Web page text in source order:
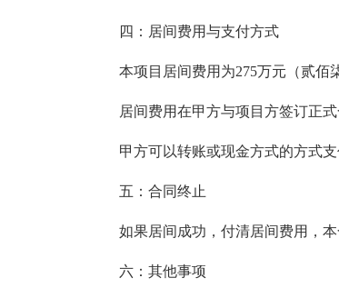
四：居间费用与支付方式
本项目居间费用为275万元（贰佰
居间费用在甲方与项目方签订正式
甲方可以转账或现金方式的方式支
五：合同终止
如果居间成功，付清居间费用，
六：其他事项